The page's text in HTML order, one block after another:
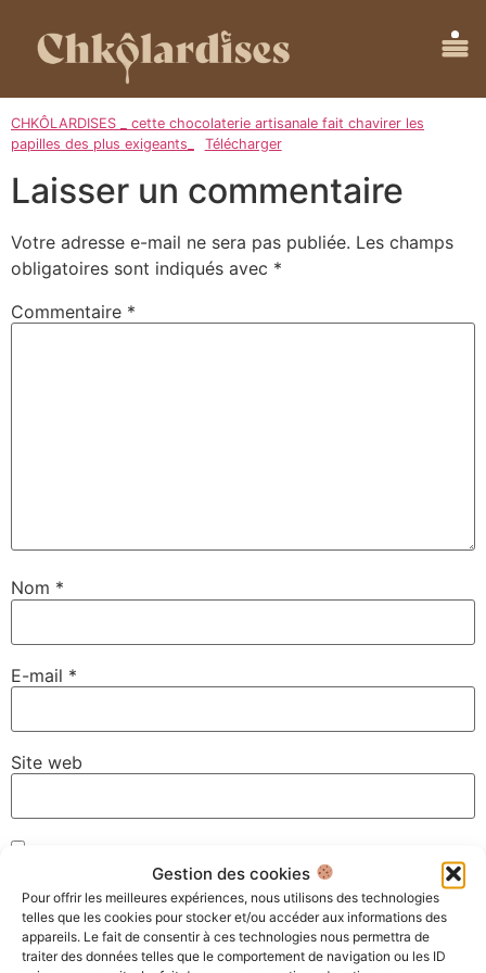
Gestion des cookies
Pour offrir les meilleures expériences, nous utilisons des technologies
telles que les cookies pour stocker et/ou accéder aux informations des
appareils. Le fait de consentir à ces technologies nous permettra de
traiter des données telles que le comportement de navigation ou les ID
CHKÔLARDISES _ cette chocolaterie artisanale fait chavirer les
papilles des plus exigeants_
Télécharger
Laisser un commentaire
Votre adresse e-mail ne sera pas publiée. Les champs
obligatoires sont indiqués avec *
Commentaire *
Nom *
E-mail *
Site web
Enregistrer mon nom, mon e-mail et mon site dans le
navigateur pour mon prochain commentaire.